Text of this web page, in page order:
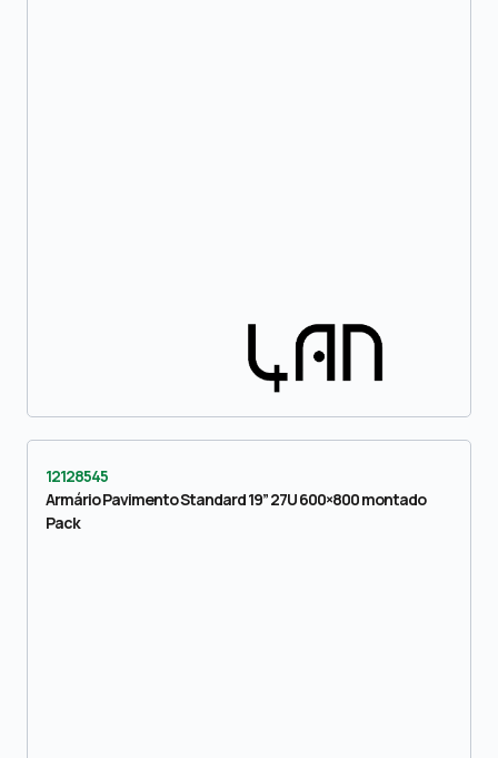
12128545
Armário Pavimento Standard 19” 27U 600×800 montado
Pack